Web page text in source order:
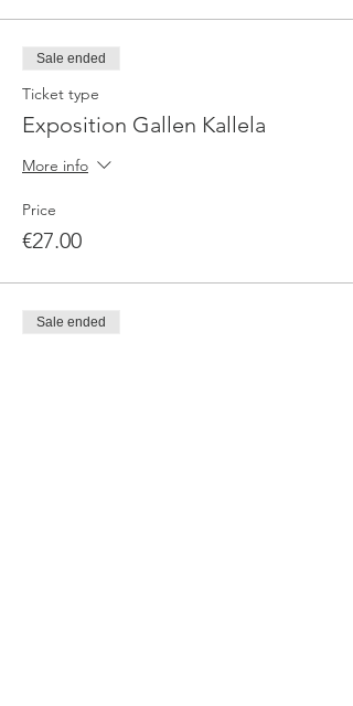
Sale ended
Ticket type
Exposition Gallen Kallela
More info
Price
€27.00
Sale ended